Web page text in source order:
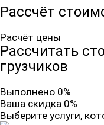
Рассчёт
Расчёт цены
Рассчитать
грузчиков
Выполнено 0%
Ваша скидка 0%
Выберите услуги,